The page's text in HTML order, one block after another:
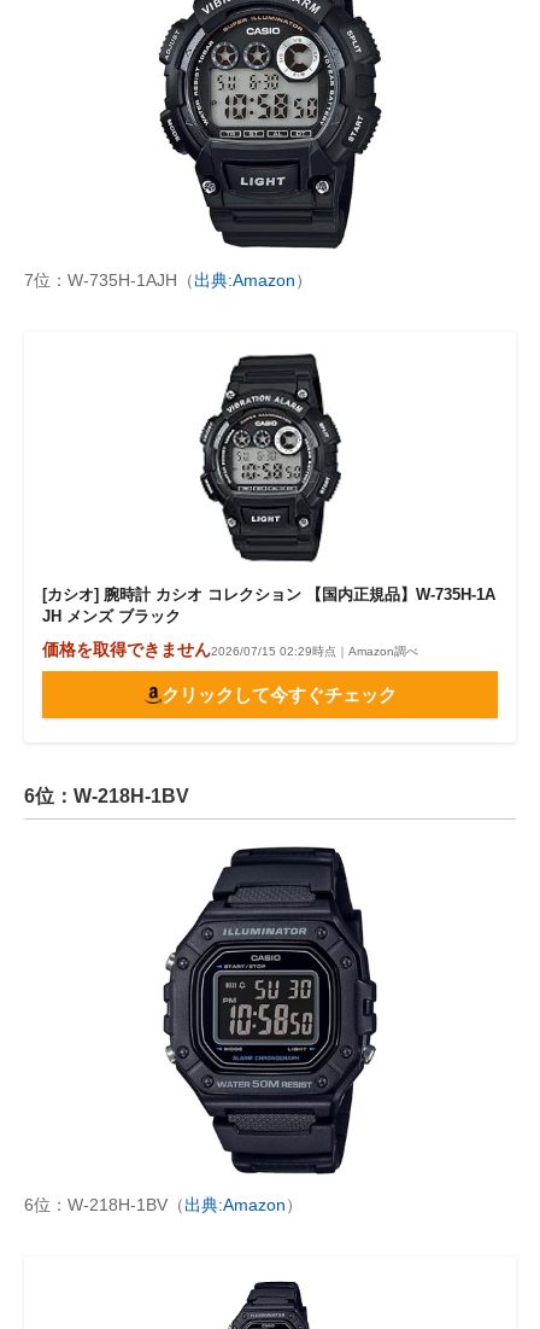
7位：W-735H-1AJH（出典:Amazon）
[カシオ] 腕時計 カシオ コレクション 【国内正規品】W-735H-1A
JH メンズ ブラック
価格を取得できません2026/07/15 02:29時点｜Amazon調べ
クリックして今すぐチェック
6位：W-218H-1BV
6位：W-218H-1BV（出典:Amazon）